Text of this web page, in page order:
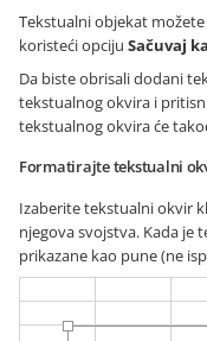
Tekstualni objekat
koristeći opciju Sačuvaj
Da biste obrisali dodani
tekstualnog okvira i
tekstualnog okvira će
Formatirajte tekstualni
Izaberite tekstualni okvir
njegova svojstva. Kada je
prikazane kao pune (ne